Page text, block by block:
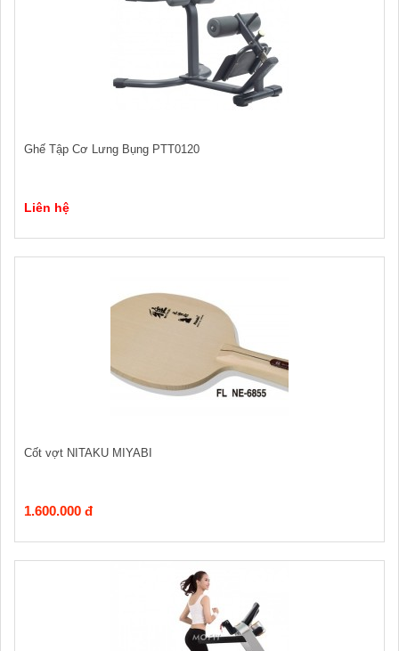
Ghế Tập Cơ Lưng Bụng PTT0120
Liên hệ
Cốt vợt NITAKU MIYABI
1.600.000 đ